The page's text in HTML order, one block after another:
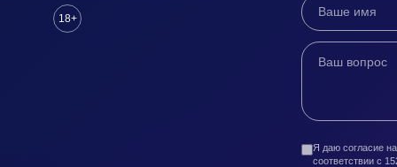
18+
Я даю согласие
соответствии с